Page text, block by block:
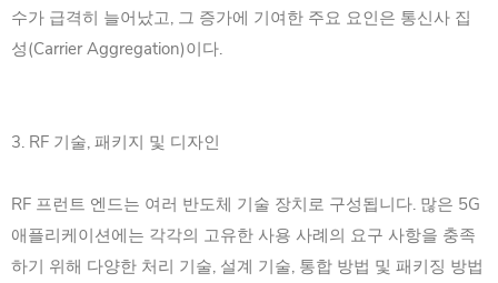
수가 급격히 늘어났고, 그 증가에 기여한 주요 요인은 통신사 집
성(Carrier Aggregation)이다.
3. RF 기술, 패키지 및 디자인
RF 프런트 엔드는 여러 반도체 기술 장치로 구성됩니다. 많은 5G
애플리케이션에는 각각의 고유한 사용 사례의 요구 사항을 충족
하기 위해 다양한 처리 기술, 설계 기술, 통합 방법 및 패키징 방법